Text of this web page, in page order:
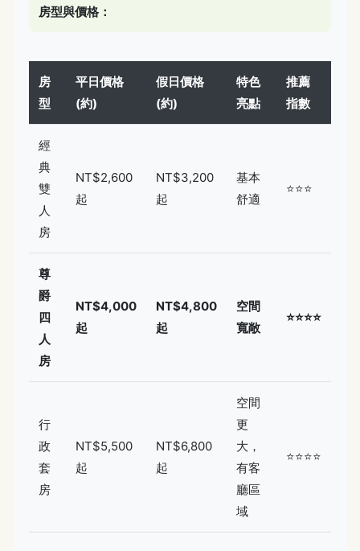
房型與價格：
房
型
平日價格
(約)
假日價格
(約)
特色
亮點
推薦
指數
經
典
雙
人
房
NT$2,600
起
NT$3,200
起
基本
舒適
⭐⭐⭐
尊
爵
四
人
房
NT$4,000
起
NT$4,800
起
空間
寬敞
⭐⭐⭐⭐
行
政
套
房
NT$5,500
起
NT$6,800
起
空間
更
大，
有客
廳區
域
⭐⭐⭐⭐